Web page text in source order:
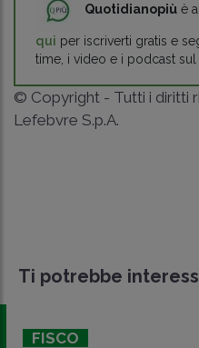
Quotidianopiù è
qui per iscriverti gratis e
time, i video e i podcast sul
© Copyright - Tutti i diritti
Lefebvre S.p.A.
Ti potrebbe
FISCO